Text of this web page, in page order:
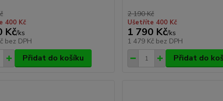
400 Kč
Kč/ks
bez DPH
Přidat do košíku
2 190 Kč
Ušetříte 400 Kč
1 790 Kč/ks
1 479 Kč bez DPH
Přidat do